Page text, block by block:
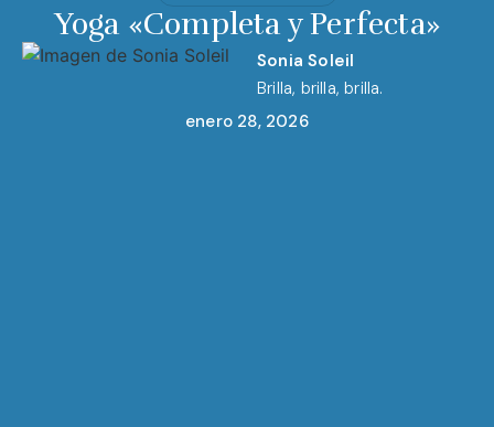
Yoga «Completa y Perfecta»
enero 28, 2026
Sonia Soleil
Brilla, brilla, brilla.